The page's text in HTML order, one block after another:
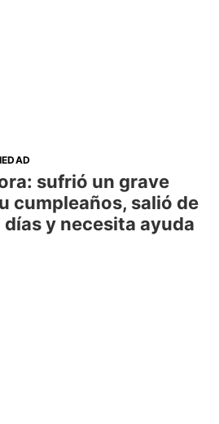
sufrió un grave
cumpleaños, salió de
y necesita ayuda